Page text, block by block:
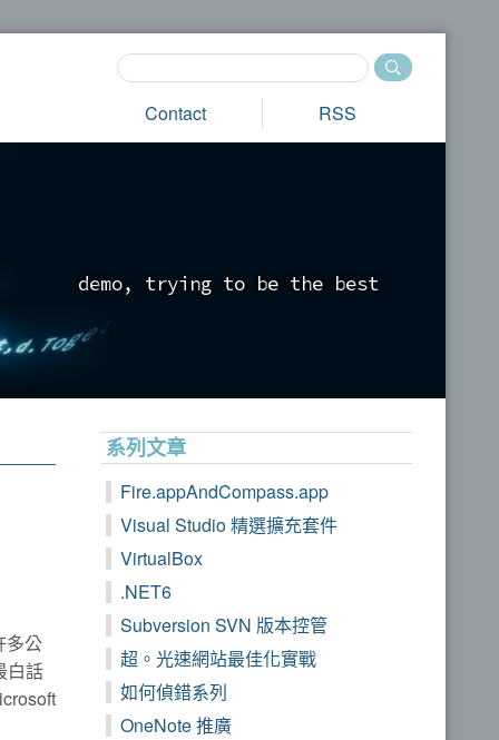
Contact RSS
demo, tryi ng to be the best
多公
白話
系列文章
Fire.appAndCompass.app
Visual Studio 精選擴充套件
VirtualBox
.NET6
Subversion SVN 版本控管
超。光速網站最佳化實戰
如何偵錯系列
OneNote 推廣